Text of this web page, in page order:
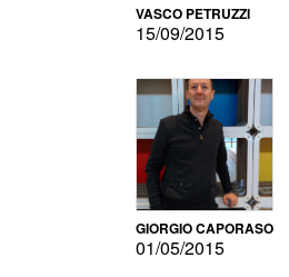
VASCO PETRUZZI
15/09/2015
GIORGIO CAPORASO
01/05/2015